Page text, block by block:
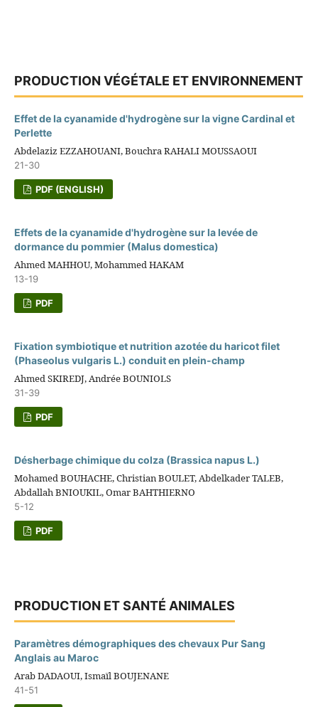
PRODUCTION VÉGÉTALE ET ENVIRONNEMENT
Effet de la cyanamide d'hydrogène sur la vigne Cardinal et
Perlette
Abdelaziz EZZAHOUANI, Bouchra RAHALI MOUSSAOUI
21-30
PDF (ENGLISH)
Effets de la cyanamide d'hydrogène sur la levée de
dormance du pommier (Malus domestica)
Ahmed MAHHOU, Mohammed HAKAM
13-19
PDF
Fixation symbiotique et nutrition azotée du haricot filet
(Phaseolus vulgaris L.) conduit en plein-champ
Ahmed SKIREDJ, Andrée BOUNIOLS
31-39
PDF
Désherbage chimique du colza (Brassica napus L.)
Mohamed BOUHACHE, Christian BOULET, Abdelkader TALEB,
Abdallah BNIOUKIL, Omar BAHTHIERNO
5-12
PDF
PRODUCTION ET SANTÉ ANIMALES
Paramètres démographiques des chevaux Pur Sang
Anglais au Maroc
Arab DADAOUI, Ismaïl BOUJENANE
41-51